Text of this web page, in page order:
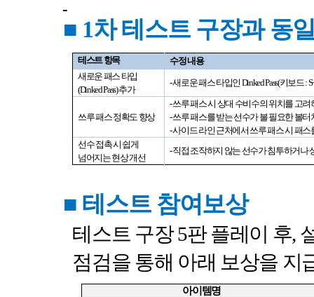
■ 1차 테스트 구장과 동
테스트 항목
수정 내용
새로운 패스 타입
(Dinked Pass)추가
-새로운 패스 타입인 Dinked Pass(키보드:
쓰루 패스 정확도 향상
-쓰루 패스 시 상대 수비수의 위치를 고
-쓰루 패스를 받는 선수가 불 필요한 볼
-사이드 라인 근처에서 쓰루 패스 시 패
선수 접촉 시 쉽게
넘어지는 현상 개선
-직접 조작하지 않는 선수가 침투하거나
■ 테스트 참여보상
테스트 구장5판 플레이 후,
점검을 통해 아래 보상을 지
아이템명